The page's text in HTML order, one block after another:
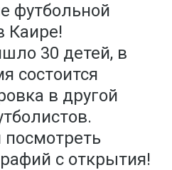
футбольной
Каире!
30 детей, в
состоится
в другой
с открытия!